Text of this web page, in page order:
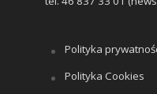
Polityka
Polityka Cookies